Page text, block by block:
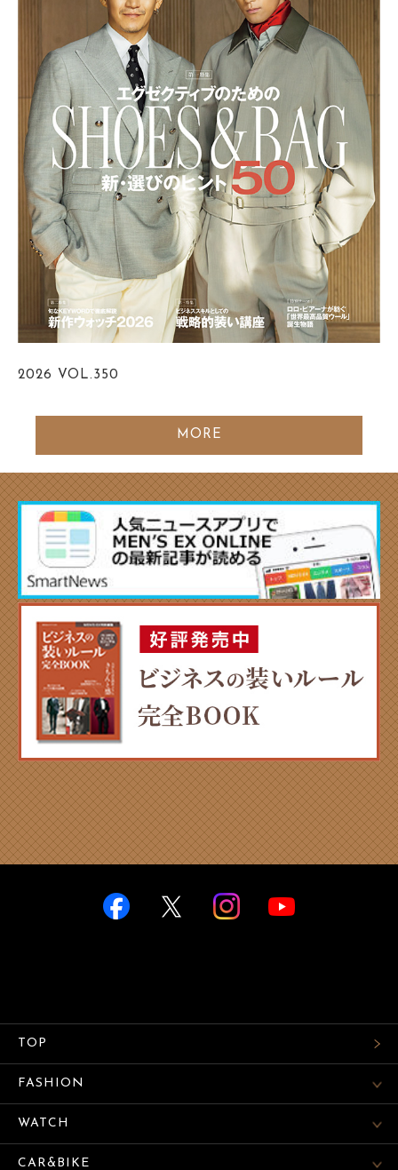
2026 VOL.350
MORE
TOP
FASHION
WATCH
CAR&BIKE